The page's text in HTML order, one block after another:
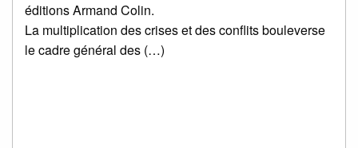
éditions Armand Colin.
La multiplication des crises et des conflits bouleverse
le cadre général des (…)